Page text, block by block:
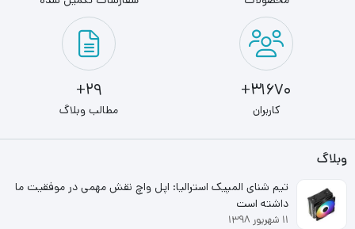
داشته است. بهترین مدل این سری دارای فرکانس 3600 مگاهرتز
می باشد که در بخش زمان تاخیر، میزان زمان تاخیر CL16-18-
رم جی اسکیل G.Skill Trident Z RGB 16GB 8GBx2
کارایی بالا، به یکی از محبوب‌ترین ماژول‌های حافظه رم میان
گیمرها و دیگر کاربران تبدیل شده است.
31670+
کاربران
29+
مطالب وبلاگ
وبلاگ
تیم شنای المپیک استرالیا: اپل واچ نقش مهمی در موفقیت ما
داشته است
۱۱ شهریور ۱۳۹۸